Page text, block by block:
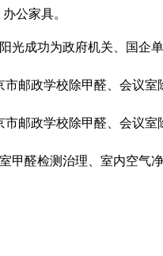
公家具。
光成功为政府机关、国企